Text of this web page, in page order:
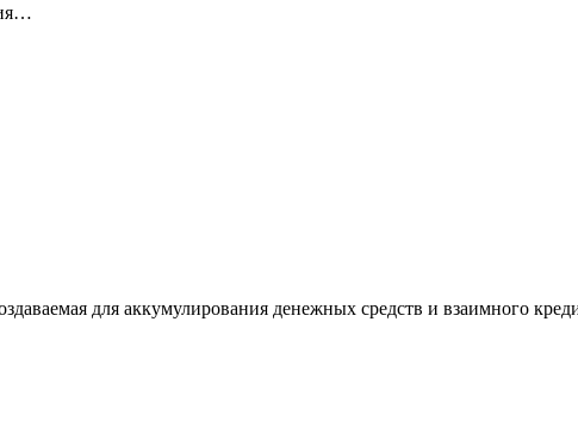
для аккумулирования денежных средств и взаимного